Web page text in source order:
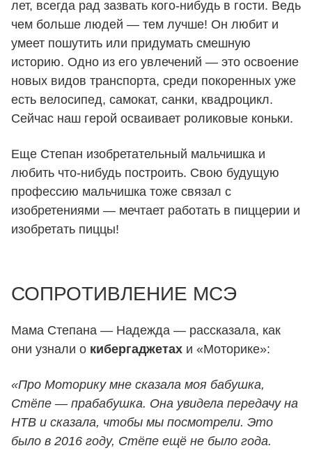
лет, всегда рад зазвать кого-нибудь в гости. Ведь
чем больше людей — тем лучше! Он любит и
умеет пошутить или придумать смешную
историю. Одно из его увлечений — это освоение
новых видов транспорта, среди покоренных уже
есть велосипед, самокат, санки, квадроцикл.
Сейчас наш герой осваивает роликовые коньки.
Еще Степан изобретательный мальчишка и
любить что-нибудь построить. Свою будущую
профессию мальчишка тоже связал с
изобретениями — мечтает работать в пиццерии и
изобретать пиццы!
СОПРОТИВЛЕНИЕ МСЭ
Мама Степана — Надежда — рассказала, как
они узнали о кибергаджетах и «Моторике»:
«Про Моторику мне сказала моя бабушка,
Стёпе — прабабушка. Она увидела передачу на
НТВ и сказала, чтобы мы посмотрели. Это
было в 2016 году, Стёпе ещё не было года.